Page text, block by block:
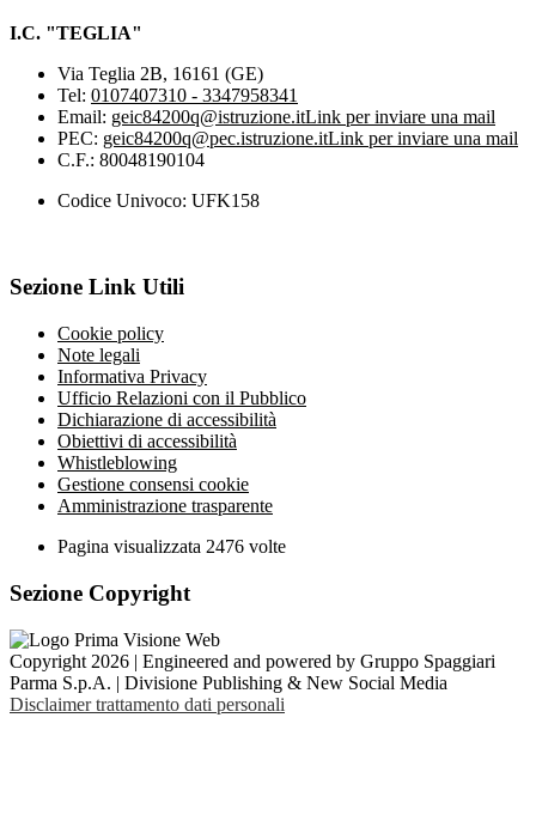
I.C. "TEGLIA"
Via Teglia 2B, 16161 (GE)
Tel: 0107407310 - 3347958341
Email: geic84200q@istruzione.itLink per inviare una mail
PEC: geic84200q@pec.istruzione.itLink per inviare una mail
C.F.: 80048190104
Codice Univoco: UFK158
Sezione Link Utili
Cookie policy
Note legali
Informativa Privacy
Ufficio Relazioni con il Pubblico
Dichiarazione di accessibilità
Obiettivi di accessibilità
Whistleblowing
Gestione consensi cookie
Amministrazione trasparente
Pagina visualizzata 2476 volte
Sezione Copyright
Copyright 2026 | Engineered and powered by Gruppo Spaggiari
Parma S.p.A. | Divisione Publishing & New Social Media
Disclaimer trattamento dati personali